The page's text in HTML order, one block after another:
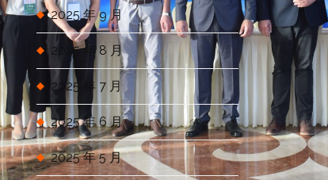
2025 年 9 月
2025 年 8 月
2025 年 7 月
2025 年 6 月
2025 年 5 月